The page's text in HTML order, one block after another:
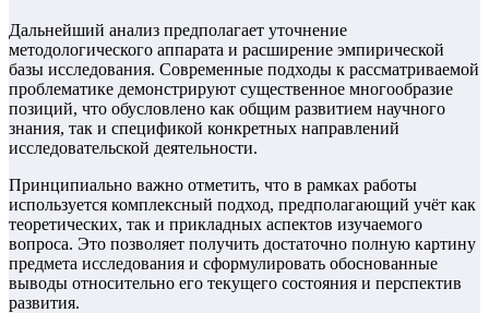
Дальнейший анализ предполагает уточнение
методологического аппарата и расширение эмпирической
базы исследования. Современные подходы к рассматриваемой
проблематике демонстрируют существенное многообразие
позиций, что обусловлено как общим развитием научного
знания, так и спецификой конкретных направлений
исследовательской деятельности.
Принципиально важно отметить, что в рамках работы
используется комплексный подход, предполагающий учёт как
теоретических, так и прикладных аспектов изучаемого
вопроса. Это позволяет получить достаточно полную картину
предмета исследования и сформулировать обоснованные
выводы относительно его текущего состояния и перспектив
развития.